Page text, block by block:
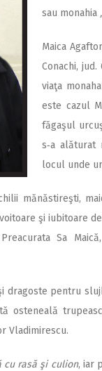
sau monahia
Maica
Conachi,
viaţa
este cazul
făgaşul
s‑a alăturat
locul unde
mănăstireşti,
şi iubitoare
Sa
dragoste pentru
osteneală
Vladimirescu.
cu rasă şi culion, iar